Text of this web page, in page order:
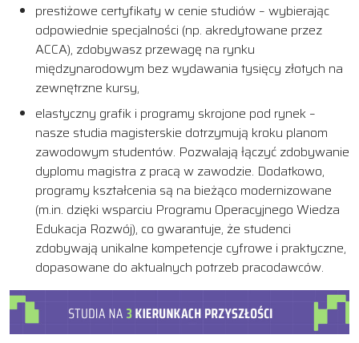
prestiżowe certyfikaty w cenie studiów – wybierając
odpowiednie specjalności (np. akredytowane przez
ACCA), zdobywasz przewagę na rynku
międzynarodowym bez wydawania tysięcy złotych na
zewnętrzne kursy,
elastyczny grafik i programy skrojone pod rynek –
nasze studia magisterskie dotrzymują kroku planom
zawodowym studentów. Pozwalają łączyć zdobywanie
dyplomu magistra z pracą w zawodzie. Dodatkowo,
programy kształcenia są na bieżąco modernizowane
(m.in. dzięki wsparciu Programu Operacyjnego Wiedza
Edukacja Rozwój), co gwarantuje, że studenci
zdobywają unikalne kompetencje cyfrowe i praktyczne,
dopasowane do aktualnych potrzeb pracodawców.